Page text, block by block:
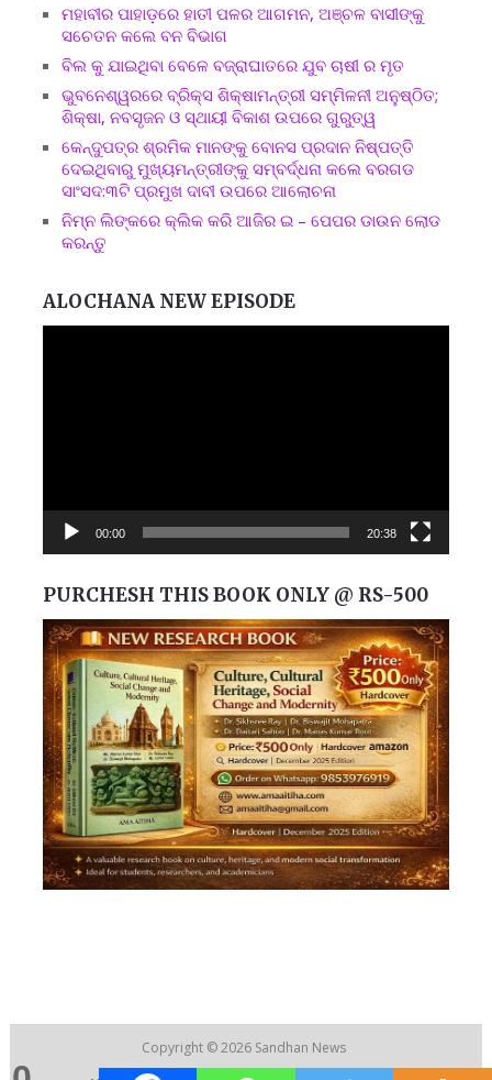
ମହାବୀର ପାହାଡ଼ରେ ହାତୀ ପଳର ଆଗମନ, ଅଞ୍ଚଳ ବାସୀଙ୍କୁ
ସଚେତନ କଲେ ବନ ବିଭାଗ
ବିଲ କୁ ଯାଇଥିବା ବେଳେ ବଜ୍ରାଘାତରେ ଯୁବ ଚାଷୀ ର ମୃତ
ଭୁବନେଶ୍ୱରରେ ବ୍ରିକ୍ସ ଶିକ୍ଷାମନ୍ତ୍ରୀ ସମ୍ମିଳନୀ ଅନୁଷ୍ଠିତ;
ଶିକ୍ଷା, ନବସୃଜନ ଓ ସ୍ଥାୟୀ ବିକାଶ ଉପରେ ଗୁରୁତ୍ୱ
କେନ୍ଦୁପତ୍ର ଶ୍ରମିକ ମାନଙ୍କୁ ବୋନସ ପ୍ରଦାନ ନିଷ୍ପତ୍ତି
ଦେଇଥିବାରୁ ମୁଖ୍ୟମନ୍ତ୍ରୀଙ୍କୁ ସମ୍ବର୍ଦ୍ଧନା କଲେ ବରଗଡ
ସାଂସଦ:୩ଟି ପ୍ରମୁଖ ଦାବୀ ଉପରେ ଆଲୋଚନା
ନିମ୍ନ ଲିଙ୍କରେ କ୍ଲିକ କରି ଆଜିର ଇ – ପେପର ଡାଉନ ଲୋଡ
କରନ୍ତୁ
ALOCHANA NEW EPISODE
00:00 20:38
PURCHESH THIS BOOK ONLY @ RS-500
Copyright © 2026 Sandhan News